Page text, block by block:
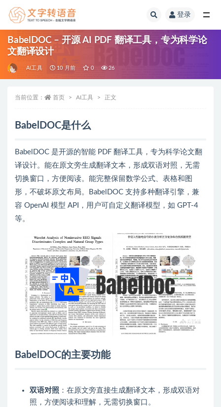
登录
BabelDOC – 开源 AI PDF 翻译工具，专为科学论
文翻译设计
AI工具 10 月前 0 26
当前位置： 首页 AI工具 正文
BabelDOC是什么
BabelDOC 是开源的智能 PDF 翻译工具，专为科学论文翻
译设计。能在原文旁生成翻译文本，形成双语对照，无需
切换窗口，方便阅读。能完整保留数学公式、表格和图
形，不破坏原文布局。BabelDOC 支持多种翻译引擎，兼
容 OpenAI 模型 API，用户可自定义翻译模型，如 GPT-4
等。
BabelDOC的主要功能
双语对照 ：在原文旁直接生成翻译文本，形成双语对
照，方便阅读和理解，无需切换窗口。